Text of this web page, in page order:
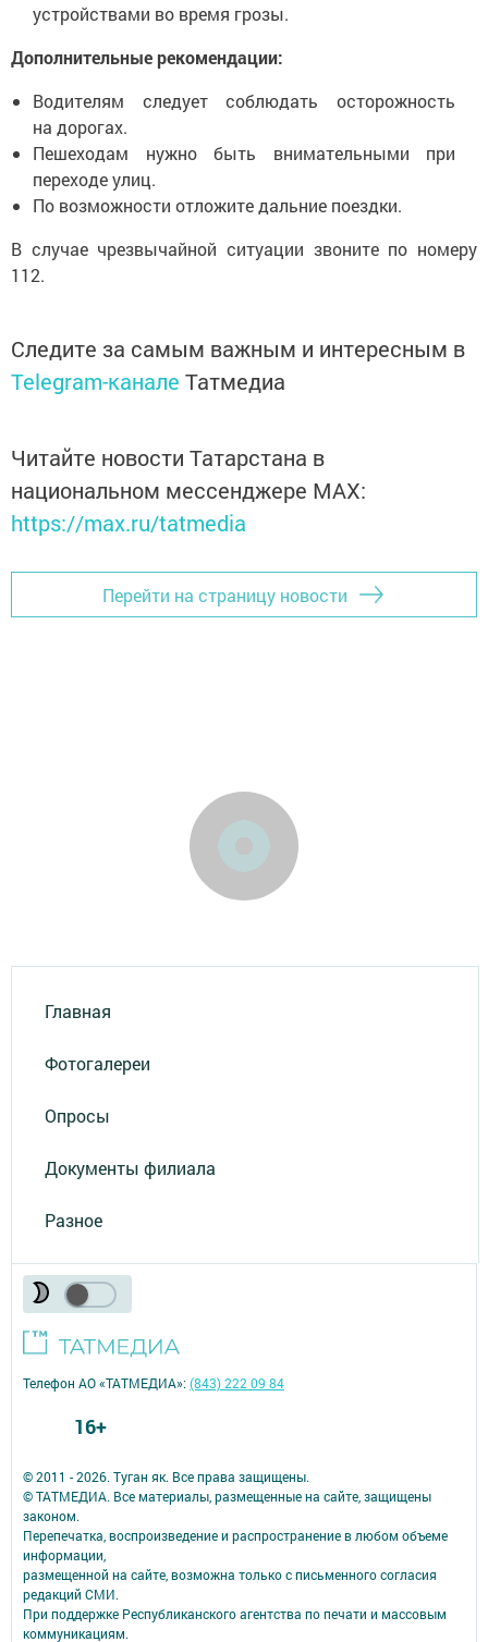
устройствами во время грозы.
Дополнительные рекомендации:
Водителям следует соблюдать осторожность
на дорогах.
Пешеходам нужно быть внимательными при
переходе улиц.
По возможности отложите дальние поездки.
В случае чрезвычайной ситуации звоните по номеру
112.
Следите за самым важным и интересным в
Telegram-канале Татмедиа
Читайте новости Татарстана в
национальном мессенджере MАХ:
https://max.ru/tatmedia
Перейти на страницу новости
Главная
Фотогалереи
Опросы
Документы филиала
Разное
© 2011 - 2026. Туган як. Все права защищены.
© ТАТМЕДИА. Все материалы, размещенные на сайте, защищены
законом.
Перепечатка, воспроизведение и распространение в любом объеме
информации,
размещенной на сайте, возможна только с письменного согласия
редакций СМИ.
При поддержке Республиканского агентства по печати и массовым
коммуникациям.
Телефон АО «ТАТМЕДИА»:(843) 222 09 84
16+